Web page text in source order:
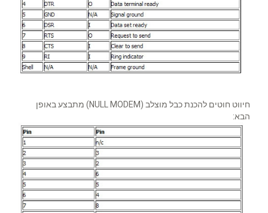
חיווט חוטים להכנת כבל מוצלב (NULL MODEM) מתבצע באופן
הבא: